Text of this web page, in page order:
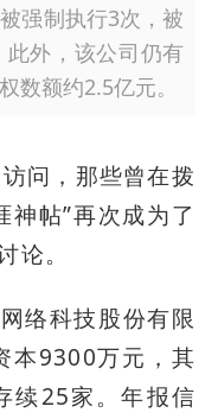
强制执行3次，被
外，该公司仍有
数额约2.5亿元。
问，那些曾在拨
神帖”再次成为了
论。
络科技股份有限
本9300万元，其
续25家。年报信